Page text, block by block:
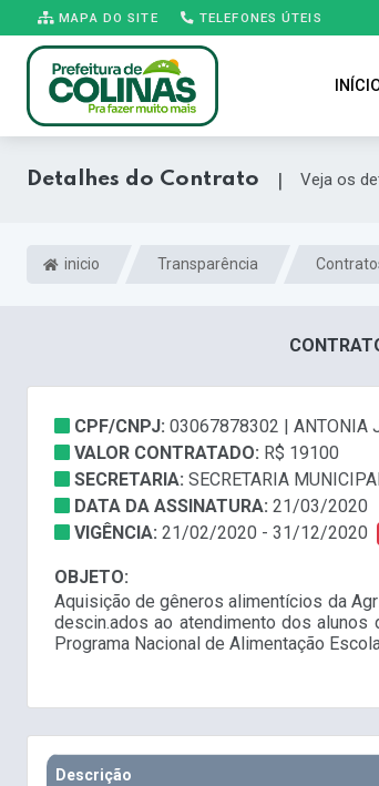
MAPA DO SITE TELEFONES ÚTEIS
Detalhes do Contrato | Veja os
inicio Transparência
CPF/CNPJ: 03067878302 | ANTONIA
VALOR CONTRATADO: R$ 19100
SECRETARIA: SECRETARIA
DATA DA ASSINATURA: 21/03/2020
VIGÊNCIA: 21/02/2020 - 31/12/2020
OBJETO:
Aquisição de gêneros alimentícios da
descin.ados ao atendimento dos
Programa Nacional de Alimentação
Descrição